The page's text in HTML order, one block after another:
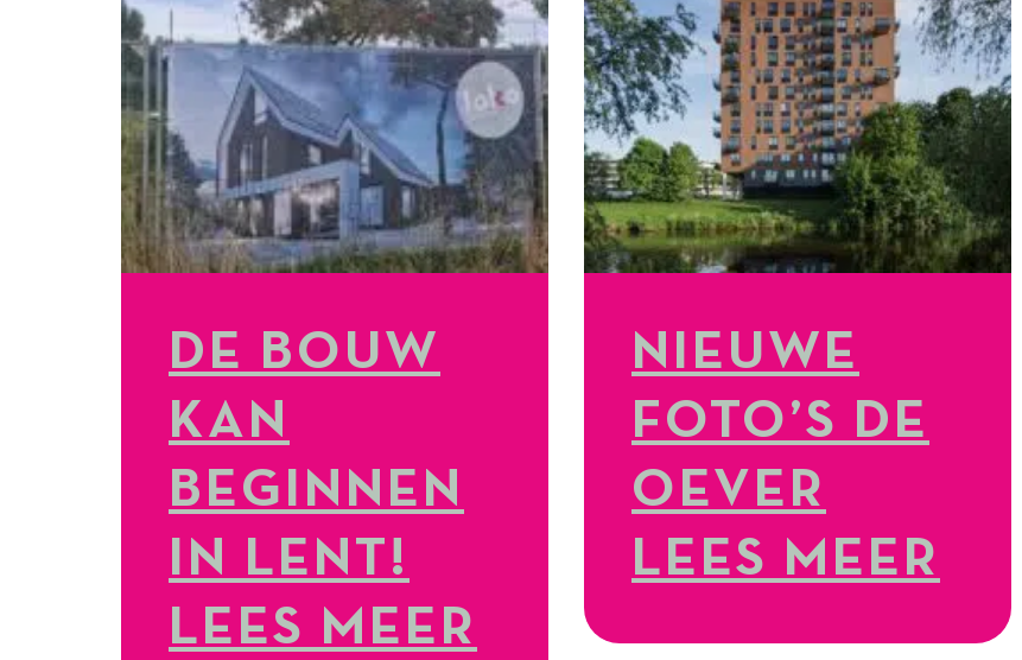
DE BOUW
KAN
BEGINNEN
IN LENT!
LEES MEER
NIEUWE
FOTO’S DE
OEVER
LEES MEER